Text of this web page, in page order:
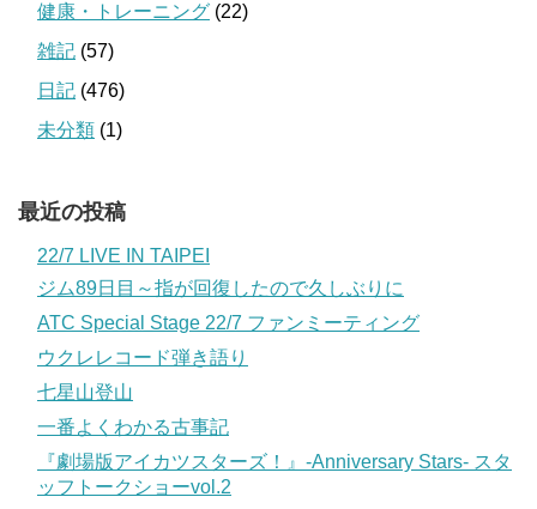
健康・トレーニング (22)
雑記 (57)
日記 (476)
未分類 (1)
最近の投稿
22/7 LIVE IN TAIPEI
ジム89日目～指が回復したので久しぶりに
ATC Special Stage 22/7 ファンミーティング
ウクレレコード弾き語り
七星山登山
一番よくわかる古事記
『劇場版アイカツスターズ！』-Anniversary Stars- スタ
ッフトークショーvol.2